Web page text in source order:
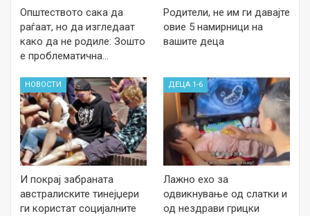
Општеството сака да
раѓаат, но да изгледаат
како да не родиле: Зошто
е проблематична…
Родители, не им ги давајте
овие 5 намирници на
вашите деца
НОВОСТИ
И покрај забраната
австралиските тинејџери
ги користат социјалните
ДЕЦА 1-6
Лажно ехо за
одвикнување од слатки и
од нездрави грицки